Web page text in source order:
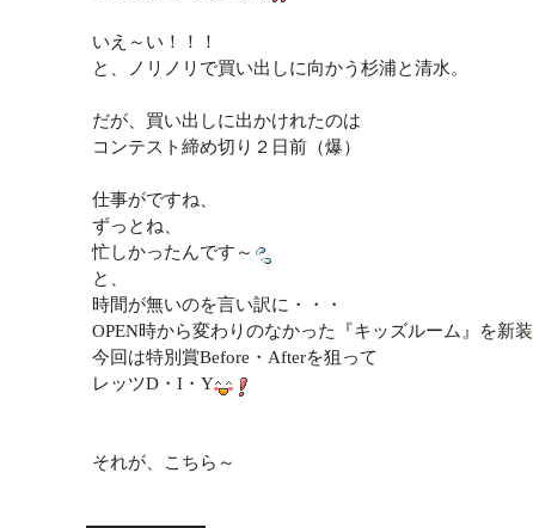
いえ～い！！！
と、ノリノリで買い出しに向かう杉浦と清水。
だが、買い出しに出かけれたのは
コンテスト締め切り２日前（爆）
仕事がですね、
ずっとね、
忙しかったんです～
と、
時間が無いのを言い訳に・・・
OPEN時から変わりのなかった『キッズルーム』を新装
今回は特別賞Before・Afterを狙って
レッツD・I・Y
それが、こちら～